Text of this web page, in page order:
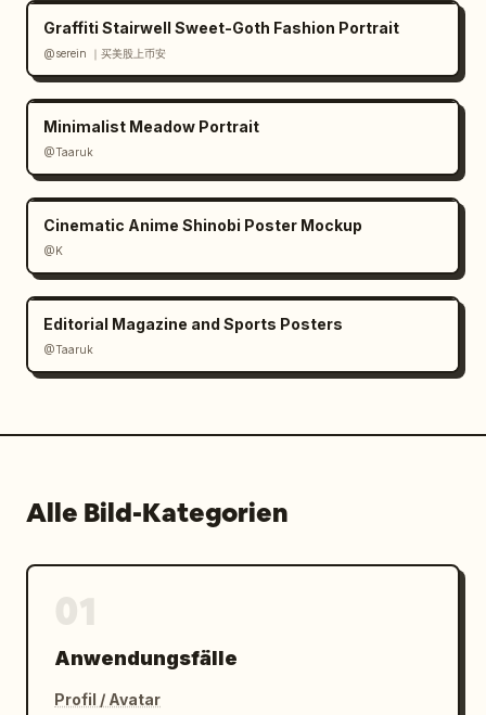
Graffiti Stairwell Sweet-Goth Fashion Portrait
@serein ｜买美股上币安
Minimalist Meadow Portrait
@Taaruk
Cinematic Anime Shinobi Poster Mockup
@K
Editorial Magazine and Sports Posters
@Taaruk
Alle Bild-Kategorien
Anwendungsfälle
Profil / Avatar